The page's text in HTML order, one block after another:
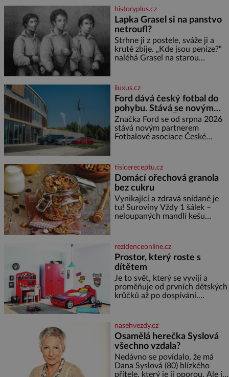
oranžová. Je fialová, žlutá, bílá,
někdy dokonce téměř černá. Až
díky stovkám let pečlivého
šlechtění se z ní stává zelenina,
bez které si českou zahradu ani
nedokážeme představit. Její
příběh je
historyplus.cz
Lapka Grasel si na panstvo
netroufl?
Strhne ji z postele, sváže ji a
krutě zbije. „Kde jsou peníze?“
naléhá Grasel na starou
nemůže, protože žádné nemá,
spokojí se lupič s několika
měďáky a štůčky látky. Zraněná
žena pár dní nato umírá. Je to
muž nebývale krutý. Jeho činy
budí hrůzu ještě dlouho po jeho
smrti
iluxus.cz
Ford dává český fotbal do
pohybu. Stává se novým
partnerem FAČR
Značka Ford se od srpna 2026
stává novým partnerem
Fotbalové asociace České
asociace, reprezentačních týmů
i českého fotbalu v regionech.
Partner
tisicereceptu.cz
Domácí ořechová granola
bez cukru
Vynikající a zdravá snídaně je
tu! Suroviny Vždy 1 šálek –
neloupaných mandlí kešu
semínek dýně rozinek 3 šálky
ovesných vloček 1 lžíce mlet
rezidenceonline.cz
Prostor, který roste s
dítětem
Je to svět, který se vyvíjí a
proměňuje od prvních dětských
krůčků až po dospívání.
soustředění i odpočinek a
reaguje na každou etapu života
a specifické potřeby dítěte. Pro
nejmenší je klíčová
jednoduchost, měkkost a
bezpečí, proto by pokoj
miminka měl působit především
nasehvezdy.cz
Osamělá herečka Syslová
všechno vzdala?
Nedávno se povídalo, že má
Dana Syslová (80) blízkého
přítele, který je jí oporou. Ale je